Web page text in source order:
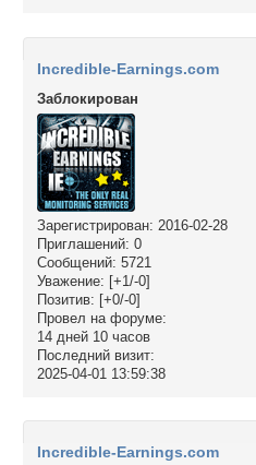
Incredible-Earnings.com
Заблокирован
Зарегистрирован: 2016-02-28
Приглашений: 0
Сообщений: 5721
Уважение: [+1/-0]
Позитив: [+0/-0]
Провел на форуме:
14 дней 10 часов
Последний визит:
2025-04-01 13:59:38
Incredible-Earnings.com